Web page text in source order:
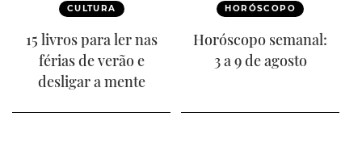
CULTURA
15 livros para ler nas
férias de verão e
desligar a mente
HORÓSCOPO
Horóscopo semanal:
3 a 9 de agosto